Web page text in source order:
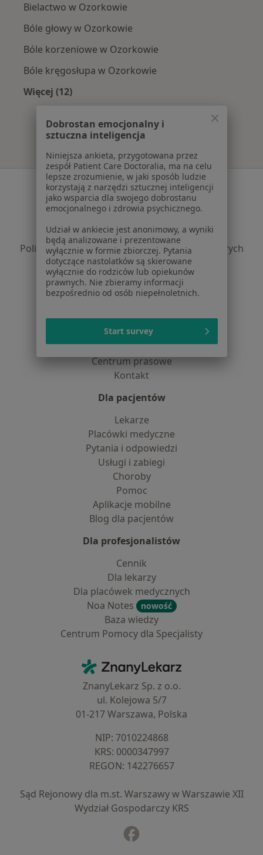
Bielactwo w Ozorkowie
Bóle głowy w Ozorkowie
Bóle korzeniowe w Ozorkowie
Bóle kręgosłupa w Ozorkowie
Więcej (12)
Serwis
Regulamin
Polityka prywatności profesjonalistów
Polityka prywatności dla profesjonalistów, których
dane pozyskaliśmy samodzielnie
Polityka cookies
Jak działają wyniki wyszukiwania
O nas
Praca Rekrutujemy!
Partnerzy
Centrum prasowe
Kontakt
Dla pacjentów
Lekarze
Placówki medyczne
Pytania i odpowiedzi
Usługi i zabiegi
Choroby
Pomoc
Aplikacje mobilne
Blog dla pacjentów
Dla profesjonalistów
Cennik
Dla lekarzy
Dla placówek medycznych
Noa Notes
nowość
Baza wiedzy
Centrum Pomocy dla Specjalisty
ZnanyLekarz - Strona główna
ZnanyLekarz Sp. z o.o.
ul. Kolejowa 5/7
01-217 Warszawa, Polska
NIP: ⁠7010224868
KRS: ⁠0000347997
REGON: ⁠142276657
Sąd Rejonowy dla m.st. Warszawy w Warszawie XII
Wydział Gospodarczy KRS
Dobrostan emocjonalny i
sztuczna inteligencja
Niniejsza ankieta, przygotowana przez
zespół Patient Care Doctoralia, ma na celu
lepsze zrozumienie, w jaki sposób ludzie
korzystają z narzędzi sztucznej inteligencji
jako wsparcia dla swojego dobrostanu
emocjonalnego i zdrowia psychicznego.
Udział w ankiecie jest anonimowy, a wyniki
będą analizowane i prezentowane
wyłącznie w formie zbiorczej. Pytania
dotyczące nastolatków są skierowane
wyłącznie do rodziców lub opiekunów
prawnych. Nie zbieramy informacji
bezpośrednio od osób niepełnoletnich.
Start survey